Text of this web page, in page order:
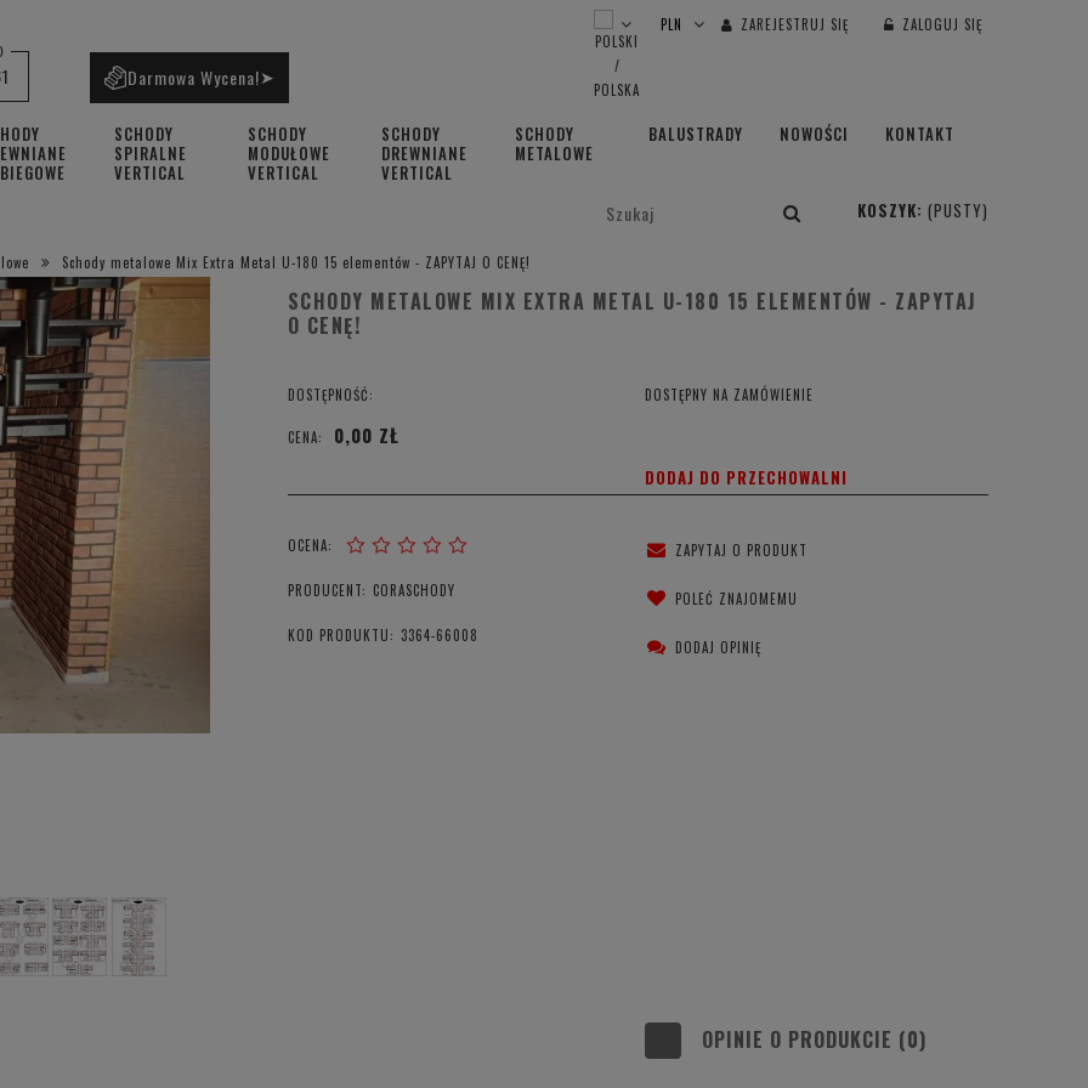
ZAREJESTRUJ SIĘ ZALOGUJ SIĘ
SCHODY
SPIRALNE
VERTICAL
SCHODY
MODUŁOWE
VERTICAL
SCHODY
DREWNIANE
VERTICAL
SCHODY
METALOWE
BALUSTRADY NOWOŚCI KONTAKT
Darmowa Wycena!➤
KOSZYK: (PUSTY)
Schody metalowe Mix Extra Metal U-180 15 elementów - ZAPYTAJ O CENĘ!
SCHODY METALOWE MIX EXTRA METAL U-180 15 ELEMENTÓW - ZAPYTAJ
O CENĘ!
DOSTĘPNOŚĆ: DOSTĘPNY NA ZAMÓWIENIE
CENA: 0,00 ZŁ
DODAJ DO PRZECHOWALNI
OCENA:
PRODUCENT: CORASCHODY
KOD PRODUKTU: 3364-66008
ZAPYTAJ O PRODUKT
POLEĆ ZNAJOMEMU
DODAJ OPINIĘ
OPINIE O PRODUKCIE (0)